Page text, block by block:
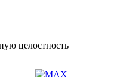
целостность